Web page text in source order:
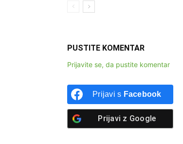
PUSTITE KOMENTAR
Prijavite se, da pustite komentar
Prijavi s Facebook
Prijavi z Google